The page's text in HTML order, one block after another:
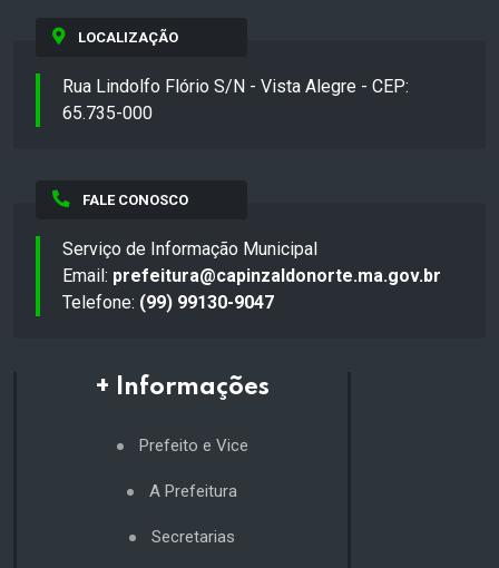
LOCALIZAÇÃO
Rua Lindolfo Flório S/N - Vista Alegre - CEP:
65.735-000
FALE CONOSCO
Serviço de Informação Municipal
Email: prefeitura@capinzaldonorte.ma.gov.br
Telefone: (99) 99130-9047
+ Informações
Prefeito e Vice
A Prefeitura
Secretarias